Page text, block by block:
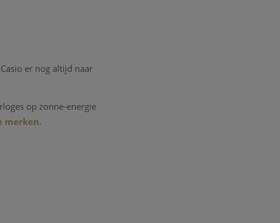
er nog altijd naar
op zonne-energie
merken.